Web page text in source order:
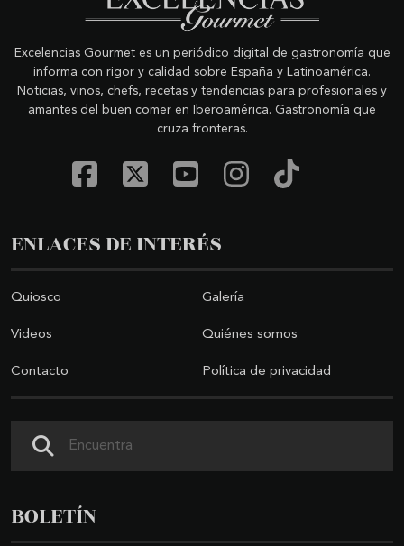
Excelencias Gourmet es un periódico digital de gastronomía que
informa con rigor y calidad sobre España y Latinoamérica.
Noticias, vinos, chefs, recetas y tendencias para profesionales y
amantes del buen comer en Iberoamérica. Gastronomía que
cruza fronteras.
ENLACES DE INTERÉS
Quiosco Galería
Videos Quiénes somos
Contacto Política de privacidad
BOLETÍN